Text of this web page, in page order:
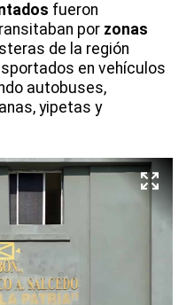
fueron
por zonas
de la región
en vehículos
autobuses,
yipetas y